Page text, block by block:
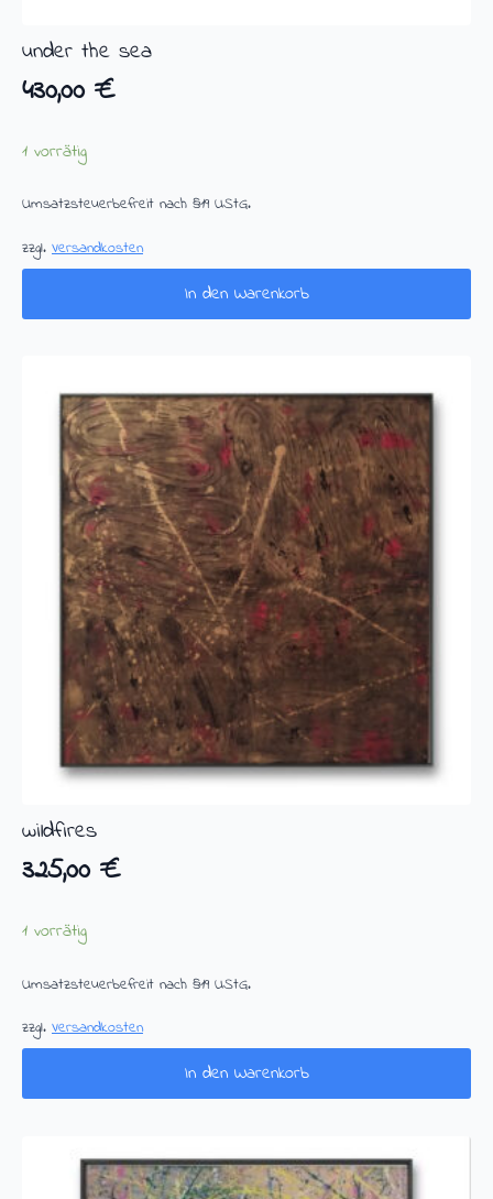
under the sea
430,00 €
1 vorrätig
Umsatzsteuerbefreit nach §19 UStG.
zzgl. Versandkosten
In den Warenkorb
wildfires
325,00 €
1 vorrätig
Umsatzsteuerbefreit nach §19 UStG.
zzgl. Versandkosten
In den Warenkorb